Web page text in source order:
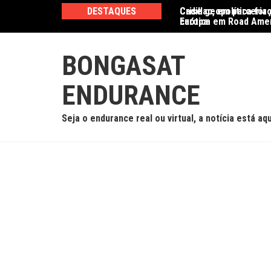
o
DESTAQUES
Crise geopolítica
Europa
Cadillac, em parceria
caótica em Road
BONGASAT
ENDURANCE
Seja o endurance real ou virtual, a notícia está